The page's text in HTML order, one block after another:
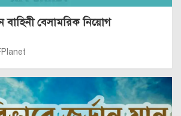
বাহিনী বেসামরিক নিয়োগ